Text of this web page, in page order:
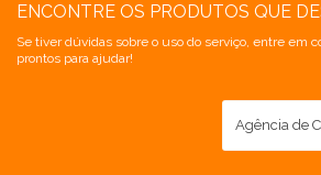
ENCONTRE OS PRODUTOS QUE
Se tiver dúvidas sobre o uso do serviço, entre em
prontos para ajudar!
Agência de